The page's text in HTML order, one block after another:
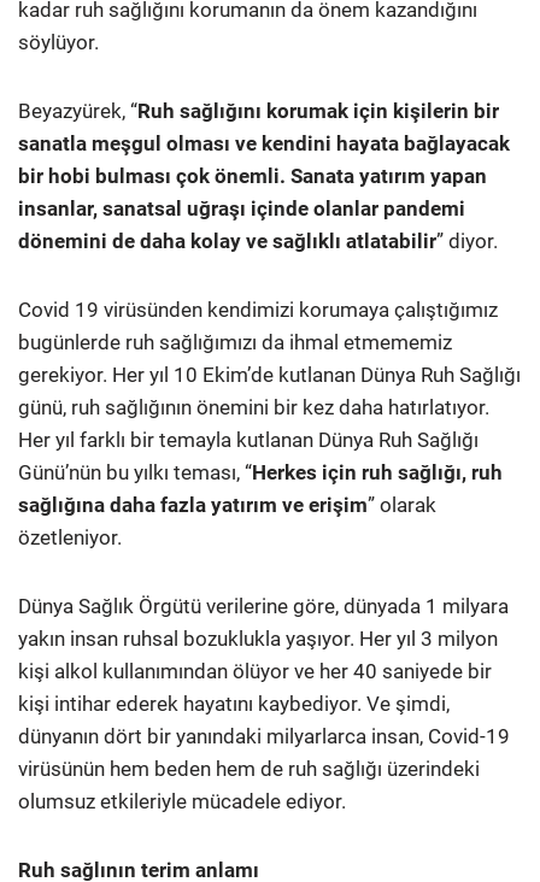
kadar ruh sağlığını korumanın da önem kazandığını
söylüyor.
Beyazyürek, “Ruh sağlığını korumak için kişilerin bir
sanatla meşgul olması ve kendini hayata bağlayacak
bir hobi bulması çok önemli. Sanata yatırım yapan
insanlar, sanatsal uğraşı içinde olanlar pandemi
dönemini de daha kolay ve sağlıklı atlatabilir” diyor.
Covid 19 virüsünden kendimizi korumaya çalıştığımız
bugünlerde ruh sağlığımızı da ihmal etmememiz
gerekiyor. Her yıl 10 Ekim’de kutlanan Dünya Ruh Sağlığı
günü, ruh sağlığının önemini bir kez daha hatırlatıyor.
Her yıl farklı bir temayla kutlanan Dünya Ruh Sağlığı
Günü’nün bu yılkı teması, “Herkes için ruh sağlığı, ruh
sağlığına daha fazla yatırım ve erişim” olarak
özetleniyor.
Dünya Sağlık Örgütü verilerine göre, dünyada 1 milyara
yakın insan ruhsal bozuklukla yaşıyor. Her yıl 3 milyon
kişi alkol kullanımından ölüyor ve her 40 saniyede bir
kişi intihar ederek hayatını kaybediyor. Ve şimdi,
dünyanın dört bir yanındaki milyarlarca insan, Covid-19
virüsünün hem beden hem de ruh sağlığı üzerindeki
olumsuz etkileriyle mücadele ediyor.
Ruh sağlının terim anlamı